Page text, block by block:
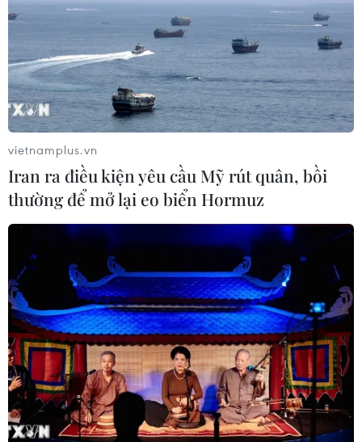
vietnamplus.vn
Iran ra điều kiện yêu cầu Mỹ rút quân, bồi
thường để mở lại eo biển Hormuz